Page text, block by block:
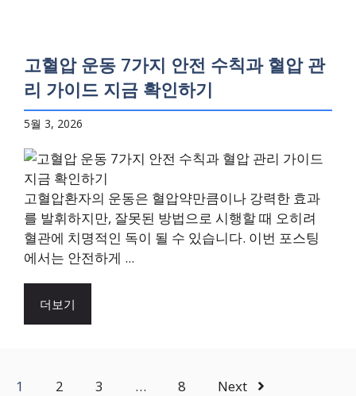
고혈압 운동 7가지 안전 수칙과 혈압 관
리 가이드 지금 확인하기
5월 3, 2026
고혈압환자의 운동은 혈압약만큼이나 강력한 효과
를 발휘하지만, 잘못된 방법으로 시행할 때 오히려
혈관에 치명적인 독이 될 수 있습니다. 이번 포스팅
에서는 안전하게 ...
더보기
1 2 3 … 8 Next